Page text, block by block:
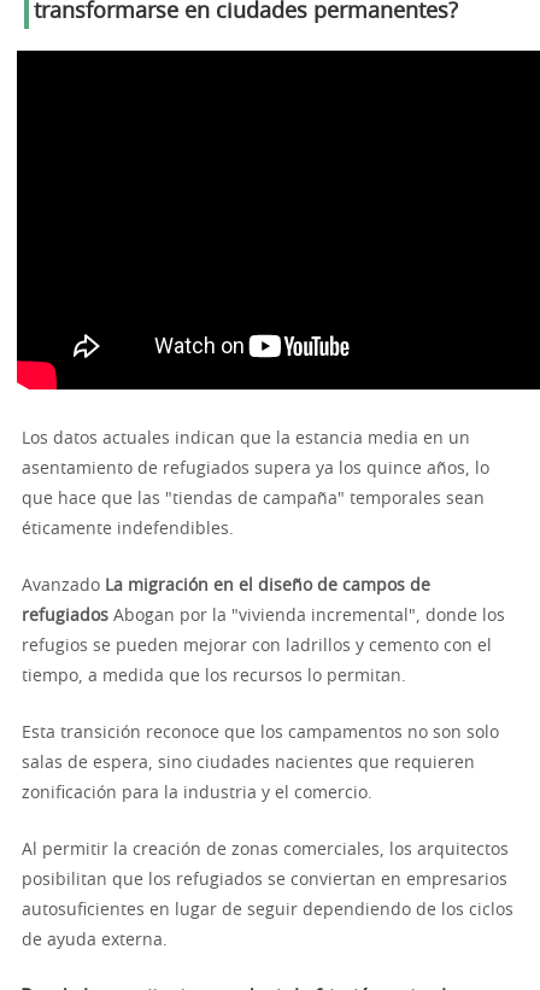
transformarse en ciudades permanentes?
Los datos actuales indican que la estancia media en un
asentamiento de refugiados supera ya los quince años, lo
que hace que las "tiendas de campaña" temporales sean
éticamente indefendibles.
Avanzado La migración en el diseño de campos de
refugiados Abogan por la "vivienda incremental", donde los
refugios se pueden mejorar con ladrillos y cemento con el
tiempo, a medida que los recursos lo permitan.
Esta transición reconoce que los campamentos no son solo
salas de espera, sino ciudades nacientes que requieren
zonificación para la industria y el comercio.
Al permitir la creación de zonas comerciales, los arquitectos
posibilitan que los refugiados se conviertan en empresarios
autosuficientes en lugar de seguir dependiendo de los ciclos
de ayuda externa.